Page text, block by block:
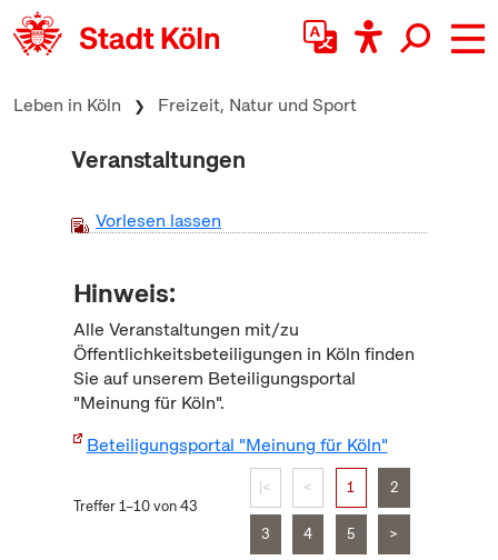
zum Inhalt springen
Leben in Köln Freizeit, Natur und Sport
Veranstaltungen
Vorlesen lassen
Hinweis:
Alle Veranstaltungen mit/zu
Öffentlichkeitsbeteiligungen in Köln finden
Sie auf unserem Beteiligungsportal
"Meinung für Köln".
Beteiligungsportal "Meinung für Köln"
Treffer 1–10 von 43
|< < 1 2
3 4 5 >